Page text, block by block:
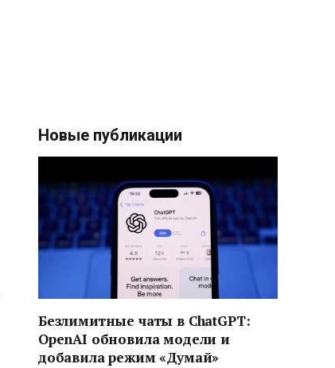
Новые публикации
Безлимитные чаты в ChatGPT:
OpenAI обновила модели и
добавила режим «Думай»